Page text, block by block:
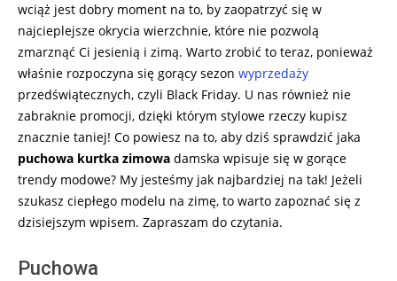
wciąż jest dobry moment na to, by zaopatrzyć się w
najcieplejsze okrycia wierzchnie, które nie pozwolą
zmarznąć Ci jesienią i zimą. Warto zrobić to teraz, ponieważ
właśnie rozpoczyna się gorący sezon wyprzedaży
przedświątecznych, czyli Black Friday. U nas również nie
zabraknie promocji, dzięki którym stylowe rzeczy kupisz
znacznie taniej! Co powiesz na to, aby dziś sprawdzić jaka
puchowa kurtka zimowa damska wpisuje się w gorące
trendy modowe? My jesteśmy jak najbardziej na tak! Jeżeli
szukasz ciepłego modelu na zimę, to warto zapoznać się z
dzisiejszym wpisem. Zapraszam do czytania.
Puchowa